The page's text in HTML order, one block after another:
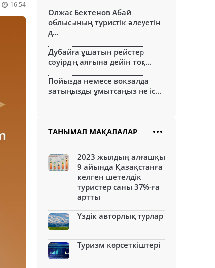
16:54
Олжас Бектенов Абай
облысының туристік әлеуетін
д...
Дубайға ұшатын рейстер
сәуірдің аяғына дейін тоқ...
Пойызда немесе вокзалда
затыңызды ұмытсаңыз не іс...
ТАНЫМАЛ МАҚАЛАЛАР
2023 жылдың алғашқы
9 айында Қазақстанға
келген шетелдік
туристер саны 37%-ға
артты
Үздік авторлық турлар
Туризм көрсеткіштері